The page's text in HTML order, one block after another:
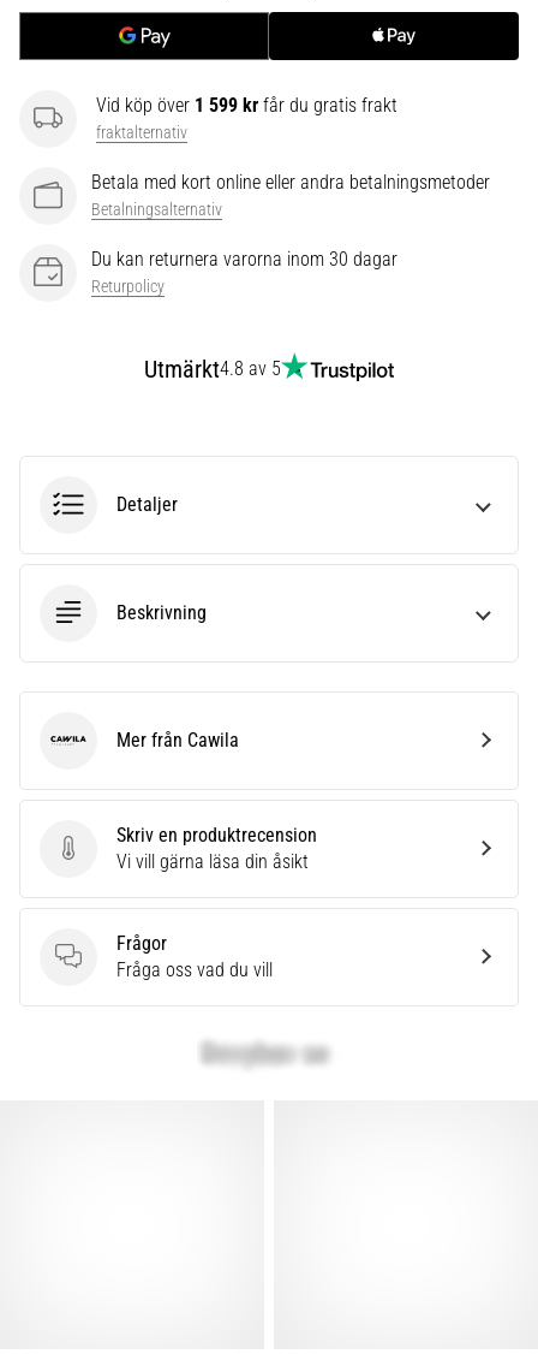
förebyggande
åtgärder
även
iliotibialbandssyndrom
ett
av.
Vad…
Visa
alla
artiklar
Vid köp över 1 599 kr får du gratis frakt
fraktalternativ
Betala med kort online eller andra betalningsmetoder
Betalningsalternativ
Du kan returnera varorna inom 30 dagar
Returpolicy
Utmärkt4.8 av 5
Detaljer
Beskrivning
Skriv en produktrecension
Skriv en produktrecension
Vi vill gärna läsa din åsikt
Frågor
Frågor
Fråga oss vad du vill
Cawila Mer från Cawila